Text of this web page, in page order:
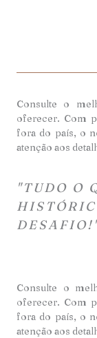
Consulte o
oferecer. Com
fora do país, o
atenção aos
Consulte o
oferecer. Com
fora do país, o
atenção aos
"TUDO O